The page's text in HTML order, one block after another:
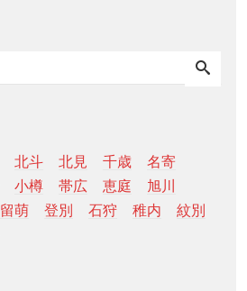
北斗 北見 千歳
名寄
小樽 帯広 恵庭
旭川
留萌 登別 石狩 稚内
紋別